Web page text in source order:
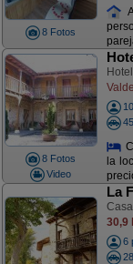
8 Fotos
8 Fotos
Video
la
La
30,9
6